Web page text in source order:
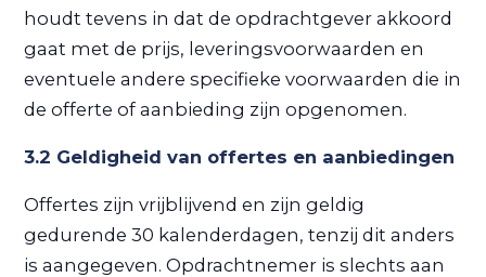
houdt tevens in dat de opdrachtgever akkoord
gaat met de prijs, leveringsvoorwaarden en
eventuele andere specifieke voorwaarden die in
de offerte of aanbieding zijn opgenomen.
3.2 Geldigheid van offertes en aanbiedingen
Offertes zijn vrijblijvend en zijn geldig
gedurende 30 kalenderdagen, tenzij dit anders
is aangegeven. Opdrachtnemer is slechts aan